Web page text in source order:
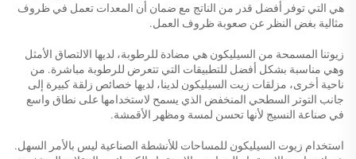
هي التي توفر أفضل قدر من الناتج مع ضمان أن المعدات تعمل في ظروف
مثالية بغض النظر عن صعوبة ظروف العمل.
زيوتنا المسمحة من السيليكون هي مضادة للرطوبة، لديها الالتصاق الأمثل
وهي مناسبة بشكل أفضل للتطبيقات التي تتعرض للرطوبة مباشرة. من
ناحية أخرى، مزلقات زيت السيليكون لدينا، لديها خصائص زلقة كبيرة إلى
جانب التوتر السطحي المنخفض الذي يسمح لاستخدامها على نطاق واسع
في صناعة النسيج لأنها تحسن لمسة ومظهر الأقمشة.
استخدام زيوت السيليكون للمساحات للأنشطة الصناعية ليس بالأمر السهل.